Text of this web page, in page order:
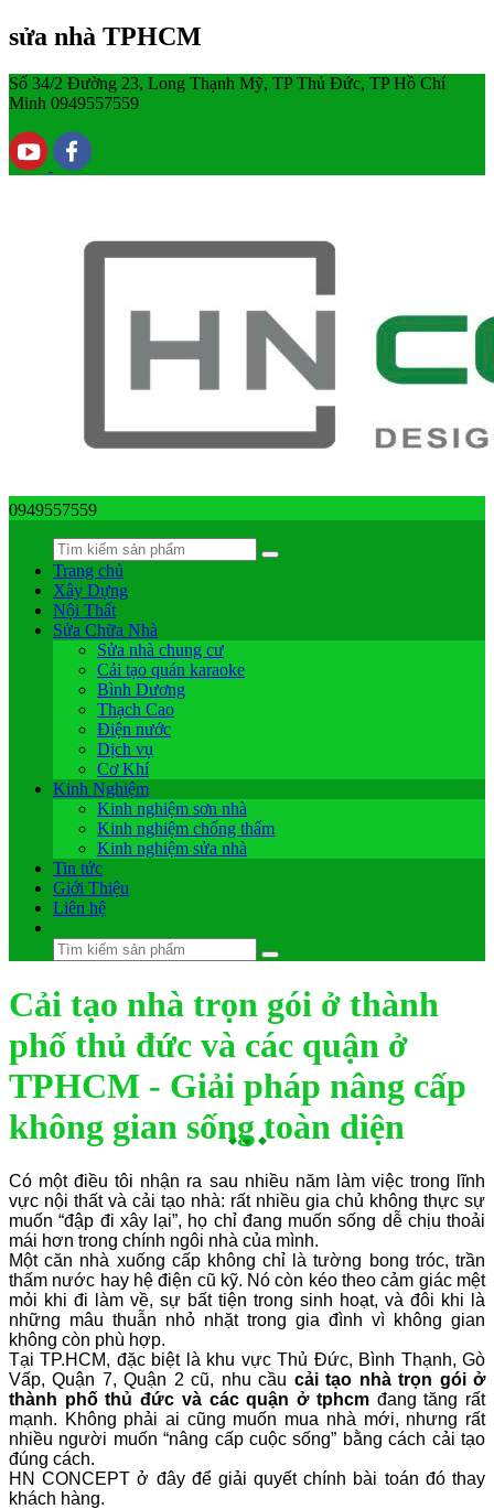
sửa nhà TPHCM
Số 34/2 Đường 23, Long Thạnh Mỹ, TP Thủ Đức, TP Hồ Chí
Minh 0949557559
0949557559
Trang chủ
Xây Dựng
Nội Thất
Sửa Chữa Nhà
Sửa nhà chung cư
Cải tạo quán karaoke
Bình Dương
Thạch Cao
Điện nước
Dịch vụ
Cơ Khí
Kinh Nghiệm
Kinh nghiệm sơn nhà
Kinh nghiệm chống thấm
Kinh nghiệm sửa nhà
Tin tức
Giới Thiệu
Liên hệ
Cải tạo nhà trọn gói ở thành
phố thủ đức và các quận ở
TPHCM - Giải pháp nâng cấp
không gian sống toàn diện
Có một điều tôi nhận ra sau nhiều năm làm việc trong lĩnh
vực nội thất và cải tạo nhà: rất nhiều gia chủ không thực sự
muốn “đập đi xây lại”, họ chỉ đang muốn sống dễ chịu thoải
mái hơn trong chính ngôi nhà của mình.
Một căn nhà xuống cấp không chỉ là tường bong tróc, trần
thấm nước hay hệ điện cũ kỹ. Nó còn kéo theo cảm giác mệt
mỏi khi đi làm về, sự bất tiện trong sinh hoạt, và đôi khi là
những mâu thuẫn nhỏ nhặt trong gia đình vì không gian
không còn phù hợp.
Tại TP.HCM, đặc biệt là khu vực Thủ Đức, Bình Thạnh, Gò
Vấp, Quận 7, Quận 2 cũ, nhu cầu cải tạo nhà trọn gói ở
thành phố thủ đức và các quận ở tphcmđang tăng rất
mạnh. Không phải ai cũng muốn mua nhà mới, nhưng rất
nhiều người muốn “nâng cấp cuộc sống” bằng cách cải tạo
đúng cách.
HN CONCEPT ở đây để giải quyết chính bài toán đó thay
khách hàng.